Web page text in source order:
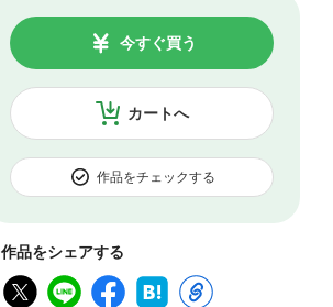
カートへ
今すぐ買う
作品をチェックする
作品をシェアする